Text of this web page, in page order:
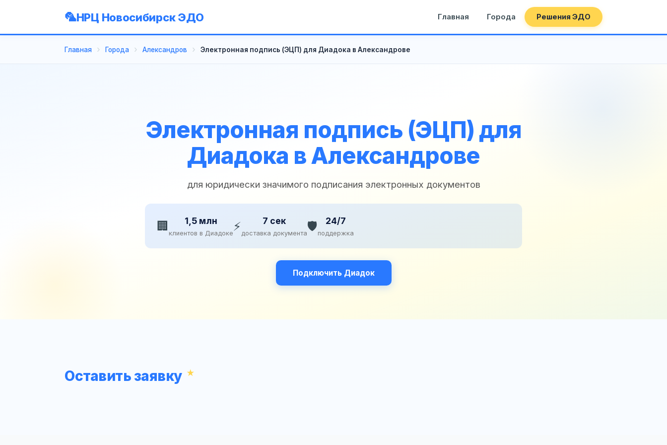
НРЦ Новосибирск ЭДО Главная Города Решения ЭДО
Главная Города Александров Электронная подпись (ЭЦП) для Диадока в Александрове
Электронная подпись (ЭЦП) для
Диадока в Александрове
для юридически значимого подписания электронных документов
🏢 1,5 млн
клиентов в Диадоке ⚡ 7 сек
доставка документа🛡️ 24/7
поддержка
Подключить Диадок
Оставить заявку